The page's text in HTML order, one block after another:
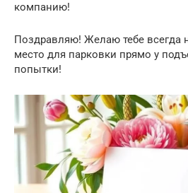
компанию!
Поздравляю! Желаю тебе всегда
место для парковки прямо у
попытки!